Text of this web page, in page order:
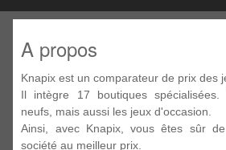
A propos
Knapix est un comparateur de prix des
Il intègre 17 boutiques
neufs, mais aussi les jeux d'occasion.
Ainsi, avec Knapix, vous êtes sûr
société au meilleur prix.